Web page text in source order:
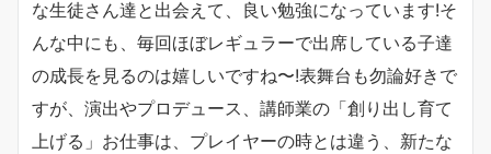
な生徒さん達と出会えて、良い勉強になっています!そ
んな中にも、毎回ほぼレギュラーで出席している子達
の成長を見るのは嬉しいですね〜!表舞台も勿論好きで
すが、演出やプロデュース、講師業の「創り出し育て
上げる」お仕事は、プレイヤーの時とは違う、新たな